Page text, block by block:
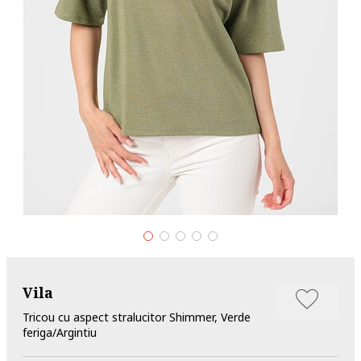
Vila
Tricou cu aspect stralucitor Shimmer, Verde
feriga/Argintiu